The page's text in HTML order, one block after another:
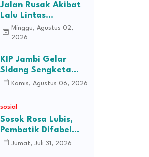
Jalan Rusak Akibat
Lalu Lintas
Kendaraan
Perusahaan,
Desa Kec Tebo Ilir
Bakal Blokade Jalan
Minggu, Agustus 02,
2026
KIP Jambi Gelar
Sidang Sengketa
Informasi Dugaan
Kamis, Agustus 06, 2026
sosial
Sosok Rosa Lubis,
Pembatik Difabel
Jambi di Balik
Jumat, Juli 31, 2026